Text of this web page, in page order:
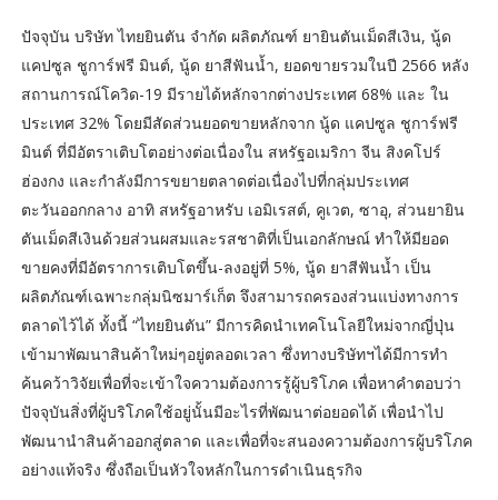
ปัจจุบัน บริษัท ไทยยินตัน จำกัด ผลิตภัณฑ์ ยายินตันเม็ดสีเงิน, นู้ด
แคปซูล ชูการ์ฟรี มินต์, นู้ด ยาสีฟันน้ำ, ยอดขายรวมในปี 2566 หลัง
สถานการณ์โควิด-19 มีรายได้หลักจากต่างประเทศ 68% และ ใน
ประเทศ 32% โดยมีสัดส่วนยอดขายหลักจาก นู้ด แคปซูล ชูการ์ฟรี
มินต์ ที่มีอัตราเติบโตอย่างต่อเนื่องใน สหรัฐอเมริกา จีน สิงคโปร์
ฮ่องกง และกำลังมีการขยายตลาดต่อเนื่องไปที่กลุ่มประเทศ
ตะวันออกกลาง อาทิ สหรัฐอาหรับ เอมิเรสต์, คูเวต, ซาอุ, ส่วนยายิน
ตันเม็ดสีเงินด้วยส่วนผสมและรสชาติที่เป็นเอกลักษณ์ ทำให้มียอด
ขายคงที่มีอัตราการเติบโตขึ้น-ลงอยู่ที่ 5%, นู้ด ยาสีฟันน้ำ เป็น
ผลิตภัณฑ์เฉพาะกลุ่มนิซมาร์เก็ต จึงสามารถครองส่วนแบ่งทางการ
ตลาดไว้ได้ ทั้งนี้ “ไทยยินตัน” มีการคิดนำเทคโนโลยีใหม่จากญี่ปุ่น
เข้ามาพัฒนาสินค้าใหม่ๆอยู่ตลอดเวลา ซึ่งทางบริษัทฯได้มีการทำ
ค้นคว้าวิจัยเพื่อที่จะเข้าใจความต้องการรู้ผู้บริโภค เพื่อหาคำตอบว่า
ปัจจุบันสิ่งที่ผู้บริโภคใช้อยู่นั้นมีอะไรที่พัฒนาต่อยอดได้ เพื่อนำไป
พัฒนานำสินค้าออกสู่ตลาด และเพื่อที่จะสนองความต้องการผู้บริโภค
อย่างแท้จริง ซึ่งถือเป็นหัวใจหลักในการดำเนินธุรกิจ